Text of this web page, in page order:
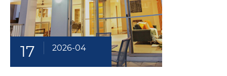
17 2026-04